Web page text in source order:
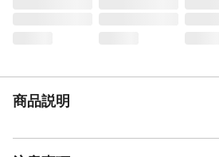
商品説明